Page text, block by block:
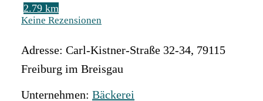
2.79 km
Keine Rezensionen
Adresse: Carl-Kistner-Straße 32-34, 79115
Freiburg im Breisgau
Unternehmen: Bäckerei